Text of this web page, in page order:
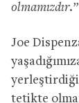
olmamızdır.”
Joe
yerleştirdiği
tetikte